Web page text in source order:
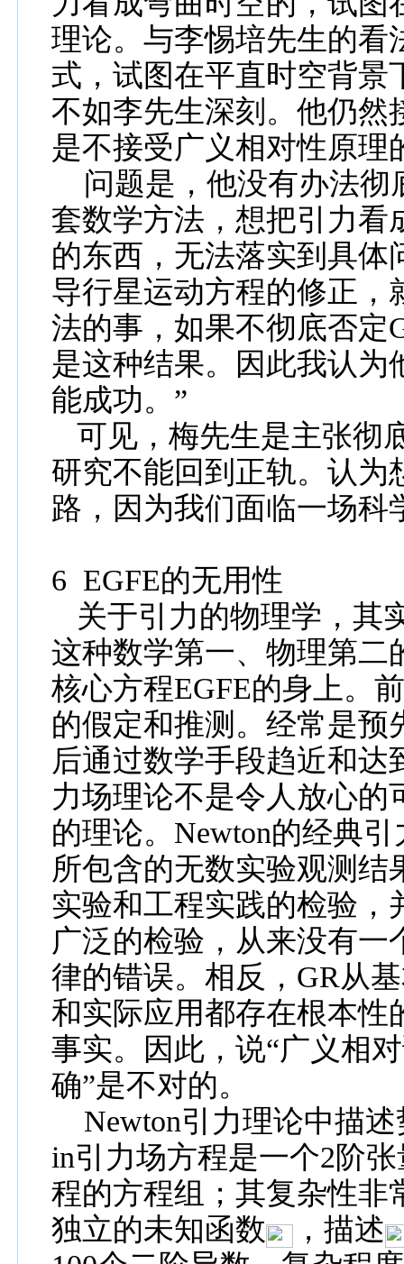
理论。与李惕培先生的看
式，试图在平直时空背景
不如李先生深刻。他仍然
是不接受广义相对性原理
问题是，他没有办法
套数学方法，想把引力看
的东西，无法落实到具体
导行星运动方程的修正，
法的事，如果不彻底否定
是这种结果。因此我认为
能成功。 ”
可见，梅先生是主张彻
研究不能回到正轨。认为
路，因为我们面临一场科
6 EGFE的无用性
关于引力的物理学，其
这种数学第一、物理第二
核心方程EGFE的身上。
的假定和推测 。经常是预
后通过数学手段趋近和达
力场理论不是令人放心的
的理论。 Newton的经典
所包含的无数实验观测结
实验和工程实践的检验，
广泛的检验，从来没有一
律的错误。相反， GR从
和实际应用都存在根本性
事实。因此，说“广义相
确”是不对的。
Newton引力理论中描
in引力场方程是一个2阶
程的方程组；其复杂性非
独立的未知函数
，描述